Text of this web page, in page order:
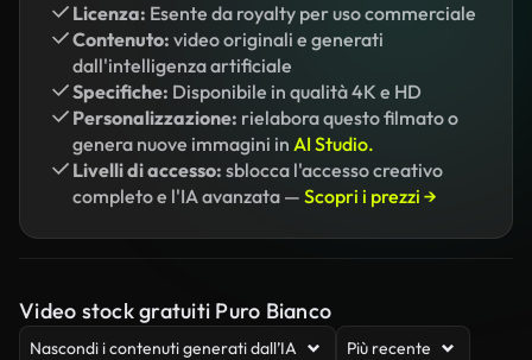
Licenza: Esente da royalty per uso commerciale
Contenuto: video originali e generati
dall'intelligenza artificiale
Specifiche: Disponibile in qualità 4K e HD
Personalizzazione: rielabora questo filmato o
genera nuove immagini in AI Studio.
Livelli di accesso: sblocca l'accesso creativo
completo e l'IA avanzata — Scopri i prezzi →
Video stock gratuiti Puro Bianco
Nascondi i contenuti generati dall’IA Più recente